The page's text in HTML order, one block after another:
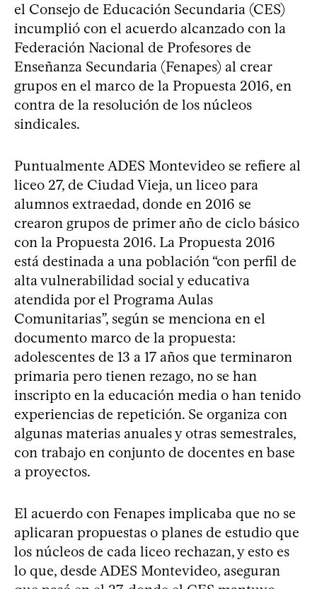
el Consejo de Educación Secundaria (CES)
incumplió con el acuerdo alcanzado con la
Federación Nacional de Profesores de
Enseñanza Secundaria (Fenapes) al crear
grupos en el marco de la Propuesta 2016, en
contra de la resolución de los núcleos
sindicales.
Puntualmente ADES Montevideo se refiere al
liceo 27, de Ciudad Vieja, un liceo para
alumnos extraedad, donde en 2016 se
crearon grupos de primer año de ciclo básico
con la Propuesta 2016. La Propuesta 2016
está destinada a una población “con perfil de
alta vulnerabilidad social y educativa
atendida por el Programa Aulas
Comunitarias”, según se menciona en el
documento marco de la propuesta:
adolescentes de 13 a 17 años que terminaron
primaria pero tienen rezago, no se han
inscripto en la educación media o han tenido
experiencias de repetición. Se organiza con
algunas materias anuales y otras semestrales,
con trabajo en conjunto de docentes en base
a proyectos.
El acuerdo con Fenapes implicaba que no se
aplicaran propuestas o planes de estudio que
los núcleos de cada liceo rechazan, y esto es
lo que, desde ADES Montevideo, aseguran